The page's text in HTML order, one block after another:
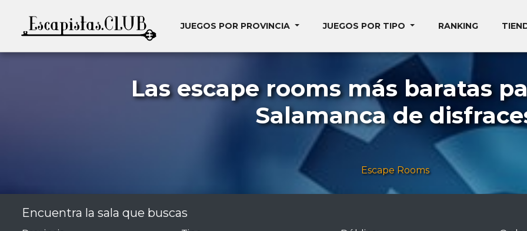
JUEGOS POR PROVINCIA JUEGOS POR TIPO RANKING
Las escape rooms más baratas
Salamanca de
Escape Rooms
Encuentra la sala que buscas